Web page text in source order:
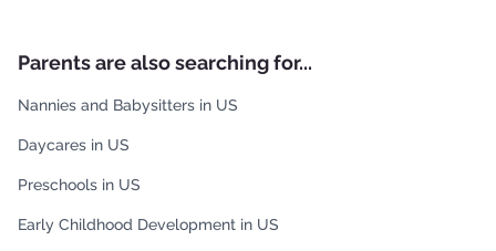
Parents are also searching for...
Nannies and Babysitters in US
Daycares in US
Preschools in US
Early Childhood Development in US